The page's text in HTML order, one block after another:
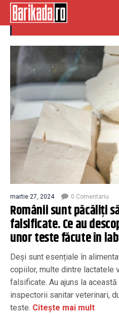
teste
martie 27, 2024 0 Comentariu
Românii sunt păcăliți
falsificate. Ce au
unor teste făcute în
Deși sunt esențiale în
copiilor, multe dintre lactatele
falsificate. Au ajuns la
inspectorii sanitar veterinari,
teste. Citește mai mult